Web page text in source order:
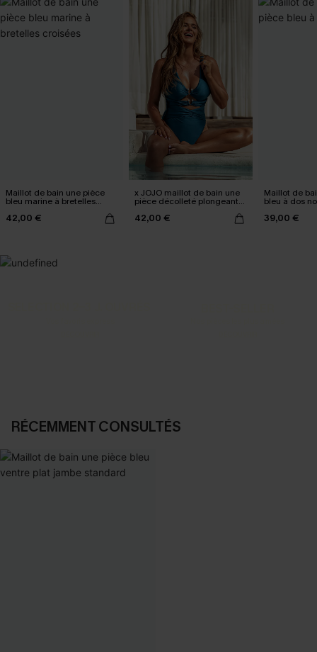
Maillot de bain une pièce
bleu marine à bretelles
42,00 €
x JOJO maillot de bain une
pièce décolleté plongeant
42,00 €
Maillot de
bleu à dos
39,00 €
RÉCEMMENT CONSULTÉS